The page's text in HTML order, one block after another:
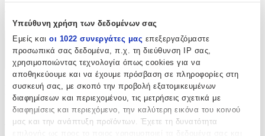
Υπεύθυνη χρήση των δεδομένων σας
Εμείς και οι 1022 συνεργάτες μας επεξεργαζόμαστε
προσωπικά σας δεδομένα, π.χ. τη διεύθυνση IP σας,
χρησιμοποιώντας τεχνολογία όπως cookies για να
αποθηκεύουμε και να έχουμε πρόσβαση σε πληροφορίες στη
συσκευή σας, με σκοπό την προβολή εξατομικευμένων
διαφημίσεων και περιεχομένου, τις μετρήσεις σχετικά με
διαφημίσεις και περιεχόμενο, την καλύτερη εικόνα του κοινού
μας και την ανάπτυξη προϊόντων. Έχετε τη δυνατότητα
ήρωας μοναδικός. Σαν αυτούς που βλέπεις στα όνειρά σου...
Περιγραφή
+
Περιγραφή
Υπάρχουν μερικά παιδιά που δεν μοιάζουν με όλα τα άλλα. Κάποια
γεγονότα στη ζωή τους και κάποιες καταστάσεις τις οποίες μπορεί